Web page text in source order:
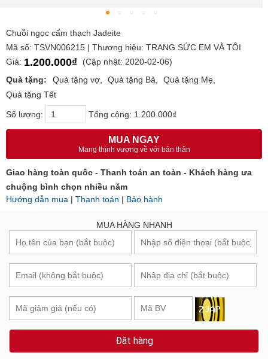
Chuỗi ngọc cẩm thạch Jadeite
Mã số: TSVN006215 | Thương hiệu: TRANG SỨC EM VÀ TÔI
Giá: 1.200.000₫
(Cập nhật: 2020-02-06)
Quà tặng:
Quà tặng vợ Quà tặng Bà
Quà tặng Mẹ
Quà tặng Tết
Số lượng: Tổng cộng: 1.200.000₫
MUA NGAY
Mang thịnh vượng về với bản thân
Giao hàng toàn quốc - Thanh toán an toàn - Khách hàng ưa
chuộng bình chọn nhiều năm
Hướng dẫn mua | Thanh toán | Bảo hành
MUA HÀNG NHANH
Đặt hàng